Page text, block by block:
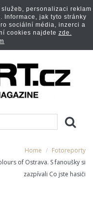
Home
Fotoreporty
of Ostrava. S fanoušky si
zazpívali Co jste hasiči
personalizaci reklam
Informace, jak tyto stránky
sociální média, inzerci a
cookies najdete zde.